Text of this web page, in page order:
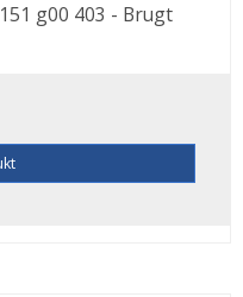
g00 403 - Brugt